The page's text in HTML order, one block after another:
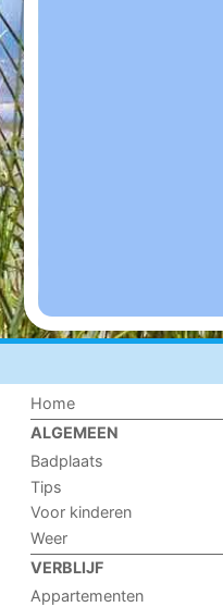
Home
ALGEMEEN
Badplaats
Tips
Voor kinderen
Weer
VERBLIJF
Appartementen